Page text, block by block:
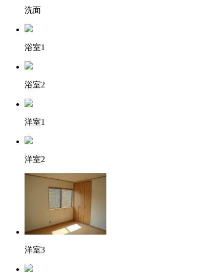
洗面
浴室1
浴室2
洋室1
洋室2
洋室3